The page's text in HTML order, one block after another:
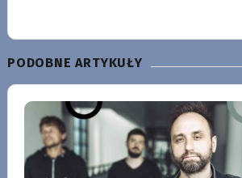
PODOBNE ARTYKUŁY